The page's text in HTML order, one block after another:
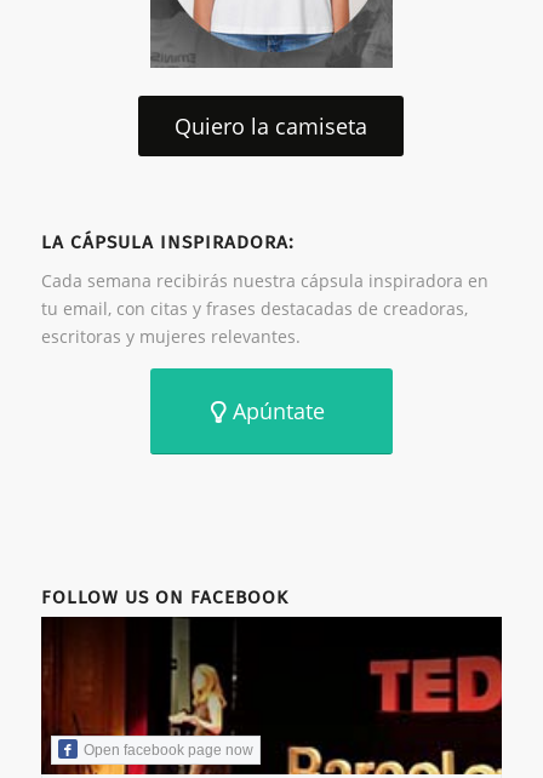
Quiero la camiseta
LA CÁPSULA INSPIRADORA:
Cada semana recibirás nuestra cápsula inspiradora en
tu email, con citas y frases destacadas de creadoras,
escritoras y mujeres relevantes.
Apúntate
FOLLOW US ON FACEBOOK
Open facebook page now